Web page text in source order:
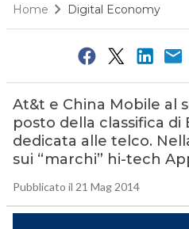
Home Digital Economy
At&t e China Mobile al
posto della classifica di
dedicata alle telco.
sui “marchi” hi-tech
Pubblicato il 21 Mag 2014